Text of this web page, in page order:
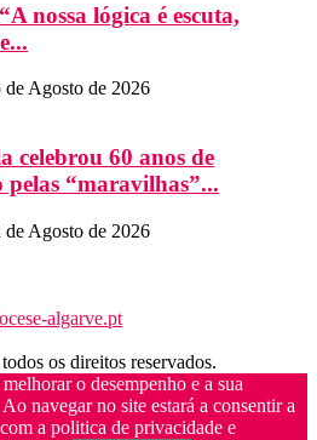
nossa lógica é escuta,
de Agosto de 2026
celebrou 60 anos de
pelas “maravilhas”...
de Agosto de 2026
algarve.pt
os direitos reservados.
o desempenho e a sua
navegar no site estará a consentir a
a politica de privacidade e